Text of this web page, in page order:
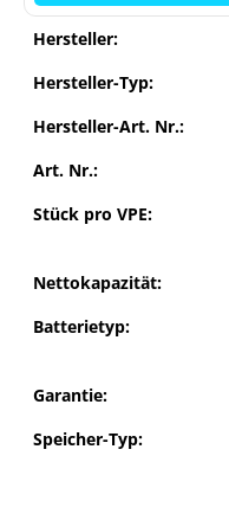
Hersteller:
Hersteller-Typ:
Hersteller-Art. Nr.:
Art. Nr.:
Stück pro VPE:
Nettokapazität:
Batterietyp:
Garantie:
Speicher-Typ: